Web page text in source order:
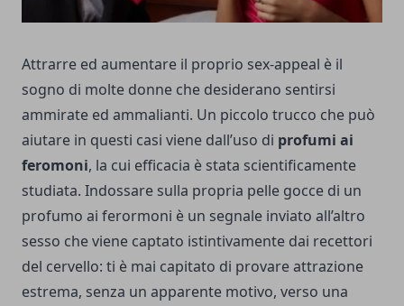
Attrarre ed aumentare il proprio sex-appeal è il
sogno di molte donne che desiderano sentirsi
ammirate ed ammalianti. Un piccolo trucco che può
aiutare in questi casi viene dall’uso di profumi ai
feromoni, la cui efficacia è stata scientificamente
studiata. Indossare sulla propria pelle gocce di un
profumo ai ferormoni è un segnale inviato all’altro
sesso che viene captato istintivamente dai recettori
del cervello: ti è mai capitato di provare attrazione
estrema, senza un apparente motivo, verso una